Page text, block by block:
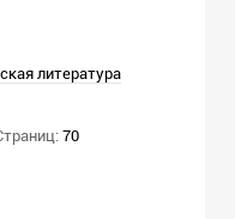
литература
70